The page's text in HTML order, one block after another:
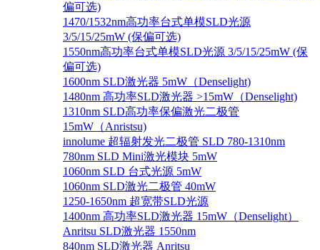
偏可选)
1470/1532nm高功率台式单模SLD光源
3/5/15/25mW (保偏可选)
1550nm高功率台式单模SLD光源 3/5/15/25mW (保
偏可选)
1600nm SLD激光器 5mW（Denselight)
1480nm 高功率SLD激光器 >15mW（Denselight)
1310nm SLD高功率保偏激光二极管
15mW（Anristsu)
innolume 超辐射发光二极管 SLD 780-1310nm
780nm SLD Mini激光模块 5mW
1060nm SLD 台式光源 5mW
1060nm SLD激光二极管 40mW
1250-1650nm 超宽带SLD光源
1400nm 高功率SLD激光器 15mW（Denselight）
Anritsu SLD激光器 1550nm
840nm SLD激光器 Anritsu